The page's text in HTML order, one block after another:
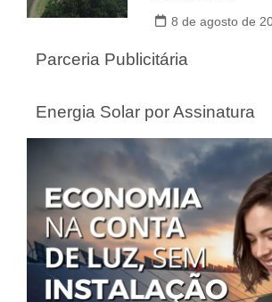
8 de agosto de
Parceria Publicitária
Energia Solar por Assinatura